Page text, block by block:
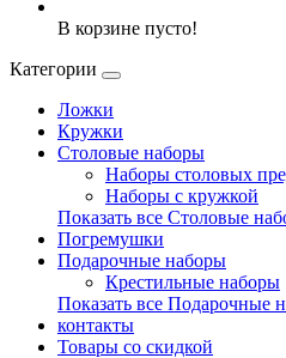
В корзине пусто!
Категории
Ложки
Кружки
Столовые наборы
Наборы столовых
Наборы с кружкой
Показать все Столовые
Погремушки
Подарочные наборы
Крестильные наборы
Показать все Подарочные
контакты
Товары со скидкой